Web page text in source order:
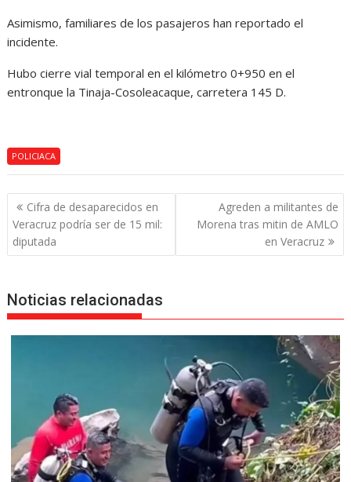
Asimismo, familiares de los pasajeros han reportado el
incidente.
Hubo cierre vial temporal en el kilómetro 0+950 en el
entronque la Tinaja-Cosoleacaque, carretera 145 D.
POLICIACA
Navegación
de
entradas
Cifra de desaparecidos en
Veracruz podría ser de 15 mil:
diputada
Agreden a militantes de
Morena tras mitin de AMLO
en Veracruz
Noticias relacionadas